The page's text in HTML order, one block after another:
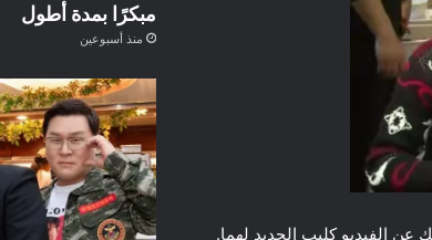
مبكرًا بمدة أطول
منذ أسبوعين